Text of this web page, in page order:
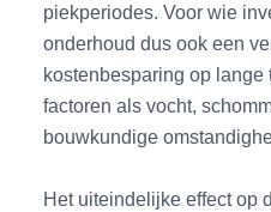
piekperiodes. Voor wie
onderhoud dus ook een
kostenbesparing op
factoren als vocht,
bouwkundige
Het uiteindelijke effect op